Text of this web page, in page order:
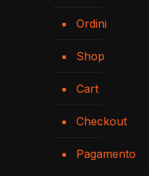
Ordini
Shop
Cart
Checkout
Pagamento